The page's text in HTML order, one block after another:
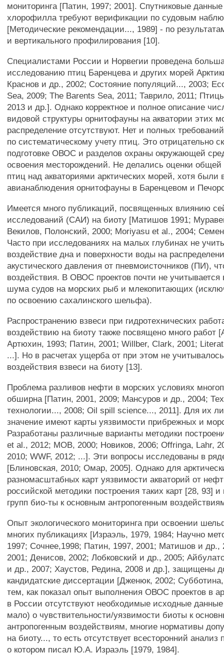
мониторинга [Патин, 1997; 2001]. Спутниковые
хлорофилла требуют верификации по судовым
[Методические рекомендации..., 1989] - по
и вертикального профилирования [10].
Специалистами России и Норвегии проведена
исследованию птиц Баренцева и других морей
Краснов и др., 2002; Состояние популяций..., 2003;
Sea, 2009; The Barents Sea, 2011; Таврило, 2011;
2013 и др.]. Однако корректное и полное описание
видовой структуры орнитофауны на акватории этих
распределение отсутствуют. Нет и полных
по систематическому учету птиц. Это отрицательно
подготовке ОВОС и разделов охраны окружающей
освоения месторождений. Не делались оценки общей
птиц над акваториями арктических морей, хотя были
авианаблюдения орнитофауны в Баренцевом и
Имеется много публикаций, посвященных влиянию
исследований (САИ) на биоту [Матишов 1991;
Векилов, Полонский, 2000; Moriyasu et al., 2004;
Часто при исследованиях на малых глубинах не
воздействие дна и поверхности воды на
акустического давления от пневмоисточников (ПИ),
воздействия. В ОВОС проектов почти не учитывается
шума судов на морских рыб и млекопитающих
по освоению сахалинского шельфа).
Распространению взвеси при гидротехнических
воздействию на биоту также посвящено много работ
Артюхин, 1993; Патин, 2001; Willber, Clark, 2001;
...]. Но в расчетах ущерба от при этом не
воздействия взвеси на биоту [13].
Проблема разливов нефти в морских условиях
обширна [Патин, 2001, 2009; Мансуров и др., 2004;
технологии..., 2008; Oil spill science..., 2011]. Для их
значение имеют карты уязвимости прибрежных и
Разработаны различные варианты методики
et al., 2012; MOB, 2000; Новиков, 2006; Offringa, Lahr,
2010; WWF, 2012; ...]. Эти вопросы исследованы в
[Блиновская, 2010; Омар, 2005]. Однако для
разномасштабных карт уязвимости акваторий от
российской методики построения таких карт [28, 93] и
групп био-ты к основным антропогенным
Опыт экологического мониторинга при освоении
многих публикациях [Израэль, 1979, 1984; Научно
1997; Сочнее,1998; Патин, 1997, 2001; Матишов и
2001; Денисов, 2002; Лобковский и др., 2005;
и др., 2007; Хаустов, Редина, 2008 и др.], защищены
кандидатские диссертации [Дженюк, 2002;
тем, как показал опыт выполнения ОВОС проектов в
в России отсутствуют необходимые исходные
мало) о чувствительности/уязвимости биоты к
антропогенным воздействиям, многие нормативы
на биоту..., то есть отсутствует всесторонний
о котором писал Ю.А. Израэль [1979, 1984].